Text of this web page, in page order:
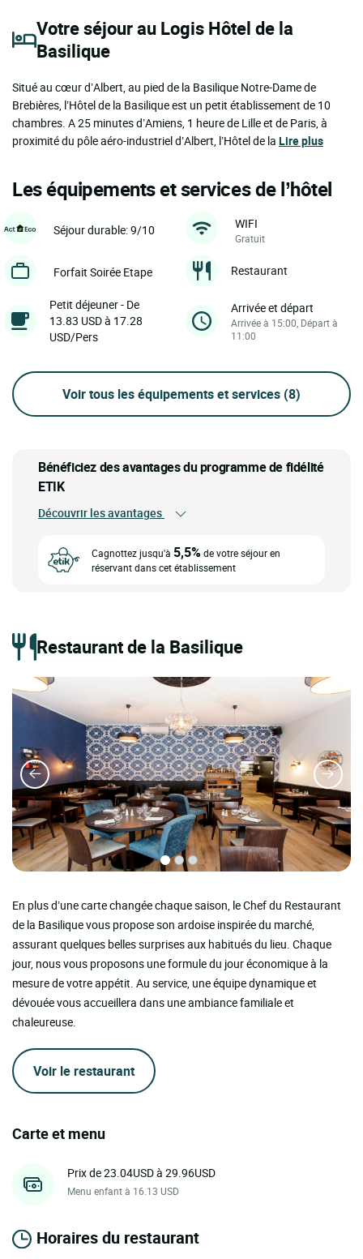
Votre séjour au Logis Hôtel de la
Basilique
Situé au cœur d’Albert, au pied de la Basilique Notre-Dame de
Brebières, l’Hôtel de la Basilique est un petit établissement de 10
chambres. A 25 minutes d’Amiens, 1 heure de Lille et de Paris, à
proximité du pôle aéro-industriel d’Albert, l’Hôtel de la Lire plus
Les équipements et services de l’hôtel
Séjour durable: 9/10 WIFI
Gratuit
Forfait Soirée Etape Restaurant
Petit déjeuner - De
13.83 USD à 17.28
USD/Pers
Arrivée et départ
Arrivée à 15:00, Départ à
11:00
Voir tous les équipements et services (8)
Bénéficiez des avantages du programme de fidélité
ETIK
Découvrir les avantages
Cagnottez jusqu'à 5,5%de votre séjour en
réservant dans cet établissement
Restaurant de la Basilique
En plus d’une carte changée chaque saison, le Chef du Restaurant
de la Basilique vous propose son ardoise inspirée du marché,
assurant quelques belles surprises aux habitués du lieu. Chaque
jour, nous vous proposons une formule du jour économique à la
mesure de votre appétit. Au service, une équipe dynamique et
dévouée vous accueillera dans une ambiance familiale et
chaleureuse.
Voir le restaurant
Carte et menu
Prix de 23.04USD à 29.96USD
Menu enfant à 16.13 USD
Horaires du restaurant